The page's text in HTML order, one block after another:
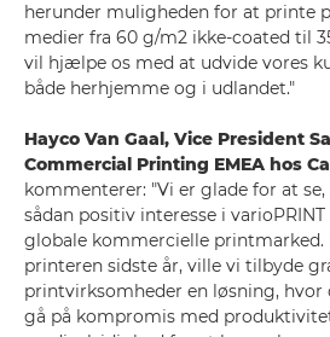
herunder muligheden for at printe
medier fra 60 g/m2 ikke-coated til
vil hjælpe os med at udvide vores
både herhjemme og i udlandet."
Hayco Van Gaal, Vice President
Commercial Printing EMEA hos
kommenterer: "Vi er glade for at
sådan positiv interesse i varioPRINT
globale kommercielle printmarked.
printeren sidste år, ville vi tilbyde
printvirksomheder en løsning,
gå på kompromis med